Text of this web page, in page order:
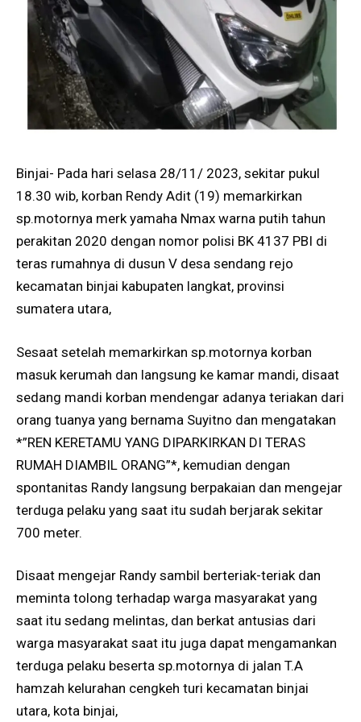
Binjai- Pada hari selasa 28/11/ 2023, sekitar pukul
18.30 wib, korban Rendy Adit (19) memarkirkan
sp.motornya merk yamaha Nmax warna putih tahun
perakitan 2020 dengan nomor polisi BK 4137 PBI di
teras rumahnya di dusun V desa sendang rejo
kecamatan binjai kabupaten langkat, provinsi
sumatera utara,
Sesaat setelah memarkirkan sp.motornya korban
masuk kerumah dan langsung ke kamar mandi, disaat
sedang mandi korban mendengar adanya teriakan dari
orang tuanya yang bernama Suyitno dan mengatakan
*”REN KERETAMU YANG DIPARKIRKAN DI TERAS
RUMAH DIAMBIL ORANG”*, kemudian dengan
spontanitas Randy langsung berpakaian dan mengejar
terduga pelaku yang saat itu sudah berjarak sekitar
700 meter.
Disaat mengejar Randy sambil berteriak-teriak dan
meminta tolong terhadap warga masyarakat yang
saat itu sedang melintas, dan berkat antusias dari
warga masyarakat saat itu juga dapat mengamankan
terduga pelaku beserta sp.motornya di jalan T.A
hamzah kelurahan cengkeh turi kecamatan binjai
utara, kota binjai,